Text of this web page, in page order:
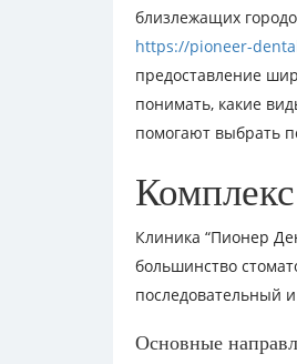
близлежащих
https://pioneer-
предоставление
понимать, какие
помогают выбрать
Клиника “Пионер
большинство
последовательный
Основные